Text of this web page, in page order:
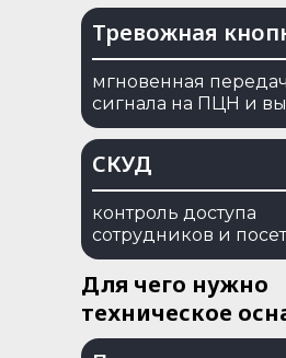
Тревожная
мгновенная
сигнала на ПЦН и
Для чего нужно
техническое
СКУД
контроль доступа
сотрудников и